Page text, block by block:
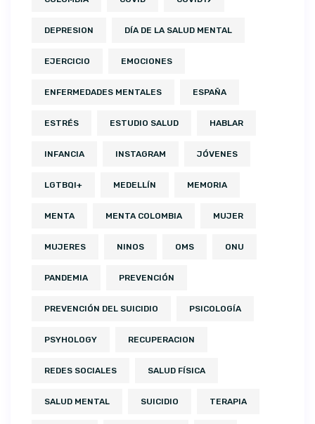
DEPRESION DÍA DE LA SALUD MENTAL
EJERCICIO EMOCIONES
ENFERMEDADES MENTALES ESPAÑA
ESTRÉS ESTUDIO SALUD HABLAR
INFANCIA INSTAGRAM JÓVENES
LGTBQI+ MEDELLÍN MEMORIA
MENTA MENTA COLOMBIA MUJER
MUJERES NINOS OMS ONU
PANDEMIA PREVENCIÓN
PREVENCIÓN DEL SUICIDIO PSICOLOGÍA
PSYHOLOGY RECUPERACION
REDES SOCIALES SALUD FÍSICA
SALUD MENTAL SUICIDIO TERAPIA